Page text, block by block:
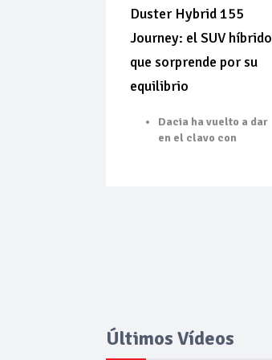
Duster Hybrid 155
Journey: el SUV híbrido
que sorprende por su
equilibrio
Dacia ha vuelto a dar
en el clavo con
Últimos Vídeos